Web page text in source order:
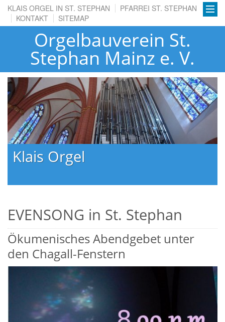
KLAIS ORGEL IN ST. STEPHAN
PFARREI ST. STEPHAN
KONTAKT
SITEMAP
Orgelbauverein St.
Stephan Mainz e. V.
Klais Orgel
EVENSONG in St. Stephan
Ökumenisches Abendgebet unter
den Chagall-Fenstern